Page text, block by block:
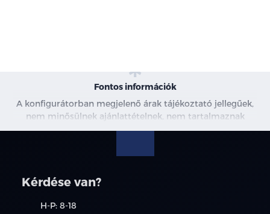
Fontos információk
A konfigurátorban megjelenő árak tájékoztató jellegűek,
nem minősülnek ajánlattételnek, nem tartalmaznak
kedvezményeket. A képek csak illusztrációk. További
kapcsolatot.
Kérdése van?
H-P: 8-18